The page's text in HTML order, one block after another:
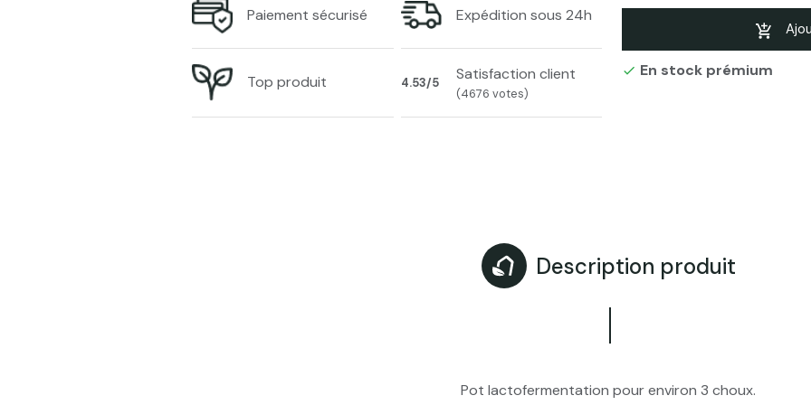
Paiement sécurisé Expédition sous 24h
Top produit 4.53/5 Satisfaction client
(4676 votes)
Pot à choucroute
Pot à choucroute
Pot à choucroute
 En stock prémium
Description produit
Pot lactofermentation pour environ 3 choux.